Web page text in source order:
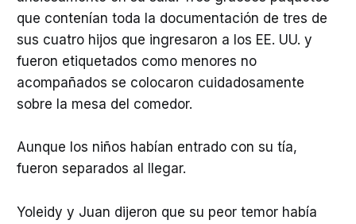
que contenían toda la documentación de tres de
sus cuatro hijos que ingresaron a los EE. UU. y
fueron etiquetados como menores no
acompañados se colocaron cuidadosamente
sobre la mesa del comedor.
Aunque los niños habían entrado con su tía,
fueron separados al llegar.
Yoleidy y Juan dijeron que su peor temor había